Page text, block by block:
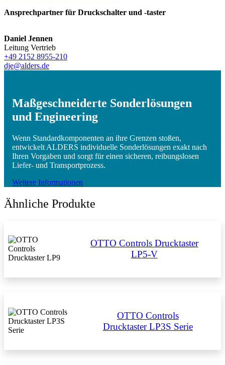
Ansprechpartner für Druckschalter und -taster
Daniel Jennen
Leitung Vertrieb
+49 2152 8955-210
dje@alders.de
Maßgeschneiderte Sonderlösungen
und Engineering
Wenn Standardkomponenten an ihre Grenzen stoßen,
entwickelt ALDERS individuelle Sonderlösungen exakt nach
Ihren Vorgaben und sorgt für einen sicheren, reibungslosen
Liefer- und Transportprozess.
Weitere Informationen
Ähnliche Produkte
OTTO Controls Drucktaster
LP5-V
OTTO Controls
Drucktaster LP3S Serie